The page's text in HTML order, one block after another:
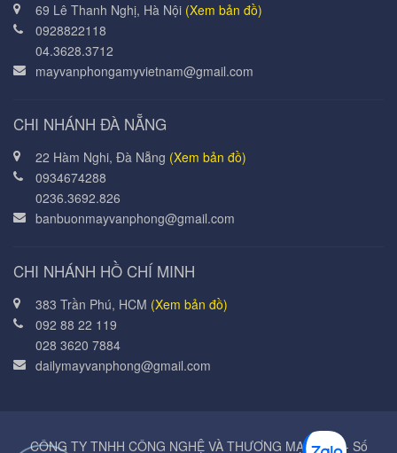
69 Lê Thanh Nghị, Hà Nội (Xem bản đồ)
0928822118
04.3628.3712
mayvanphongamyvietnam@gmail.com
CHI NHÁNH ĐÀ NẴNG
22 Hàm Nghi, Đà Nẵng (Xem bản đồ)
0934674288
0236.3692.826
banbuonmayvanphong@gmail.com
CHI NHÁNH HỒ CHÍ MINH
383 Trần Phú, HCM (Xem bản đồ)
092 88 22 119
028 3620 7884
dailymayvanphong@gmail.com
CÔNG TY TNHH CÔNG NGHỆ VÀ THƯƠNG MẠI Á MỸ - Số